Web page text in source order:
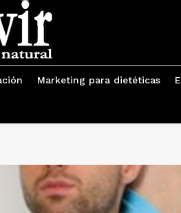
Marketing para dietéticas